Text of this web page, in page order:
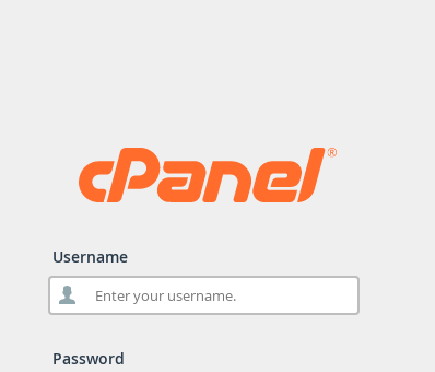
Username
Password